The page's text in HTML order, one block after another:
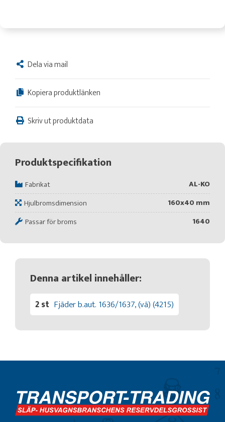
Dela via mail
Kopiera produktlänken
Skriv ut produktdata
Produktspecifikation
Fabrikat
AL-KO
Hjulbromsdimension
160x40 mm
Passar för broms
1640
Denna artikel innehåller:
2 st Fjäder b.aut. 1636/1637, (vä) (4215)